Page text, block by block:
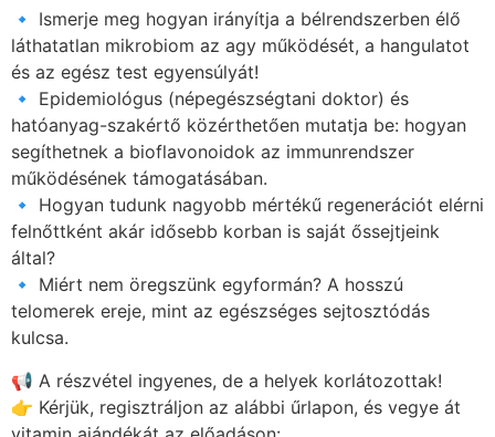
🔹 Ismerje meg hogyan irányítja a bélrendszerben élő
láthatatlan mikrobiom az agy működését, a hangulatot
és az egész test egyensúlyát!
🔹 Epidemiológus (népegészségtani doktor) és
hatóanyag-szakértő közérthetően mutatja be: hogyan
segíthetnek a bioflavonoidok az immunrendszer
működésének támogatásában.
🔹 Hogyan tudunk nagyobb mértékű regenerációt elérni
felnőttként akár idősebb korban is saját őssejtjeink
által?
🔹 Miért nem öregszünk egyformán? A hosszú
telomerek ereje, mint az egészséges sejtosztódás
kulcsa.
📢 A részvétel ingyenes, de a helyek korlátozottak!
👉 Kérjük, regisztráljon az alábbi űrlapon, és vegye át